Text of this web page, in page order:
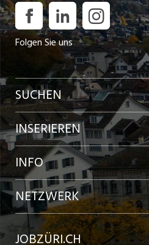
Folgen Sie uns
SUCHEN
Jobs im Kanton Zürich
Jobs in der Stadt Zürich
Jobs in der Stadt Winterthur
Jobs in der Stadt Bülach
INSERIEREN
Preise und Leistungen
Inserat aufgeben
Kundenlogin
INFO
Team
Ratgeber
NETZWERK
jobbasel.ch
JOBZÜRI.CH